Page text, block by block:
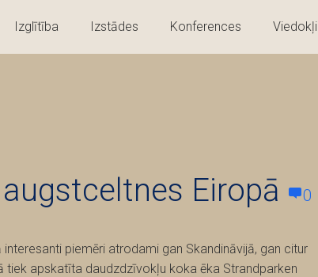
Izglītība Izstādes Konferences Viedokļi
Eiropā 0
piemēri atrodami gan Skandināvijā, gan citur
apskatīta daudzdzīvokļu koka ēka Strandparken